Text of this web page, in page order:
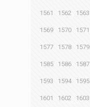
1561 1562 1563
1569 1570 1571
1577 1578 1579
1585 1586 1587
1593 1594 1595
1601 1602 1603